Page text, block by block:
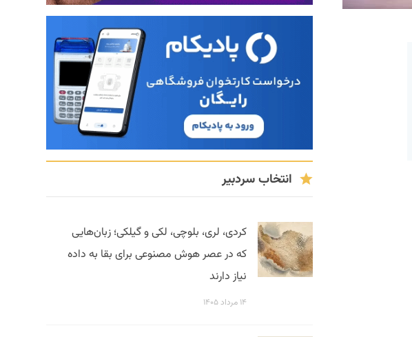
انتخاب سردبیر
کردی، لری، بلوچی، لکی و گیلکی؛ زبان‌هایی
که در عصر هوش مصنوعی برای بقا به داده
نیاز دارند
۱۴ مرداد ۱۴۰۵